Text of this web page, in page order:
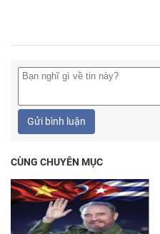
Gửi bình luận
CÙNG CHUYÊN MỤC